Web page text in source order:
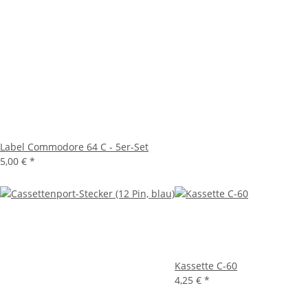
Label Commodore 64 C - 5er-Set
5,00 € *
Kassette C-60
4,25 € *